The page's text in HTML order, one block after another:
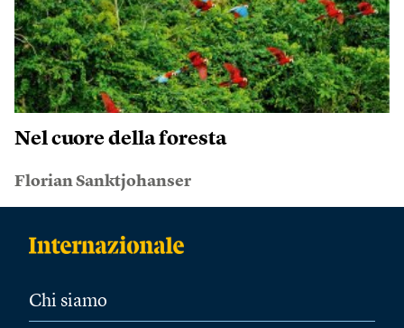
Nel cuore della foresta
Florian Sanktjohanser
Chi siamo